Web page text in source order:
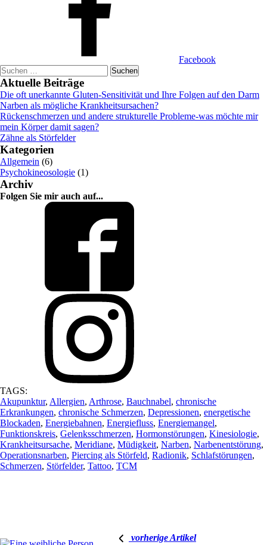
Facebook
Suchen
nach:
Aktuelle Beiträge
Die oft unerkannte Gluten-Sensitivität und Ihre Folgen auf den Darm
Narben als mögliche Krankheitsursachen?
Rückenschmerzen und andere strukturelle Probleme-was möchte mir
mein Körper damit sagen?
Zähne als Störfelder
Kategorien
Allgemein (6)
Psychokineosologie (1)
Archiv
Folgen Sie mir auch auf...
TAGS:
Akupunktur, Allergien, Arthrose, Bauchnabel, chronische
Erkrankungen, chronische Schmerzen, Depressionen, energetische
Blockaden, Energiebahnen, Energiefluss, Energiemangel,
Funktionskreis, Gelenksschmerzen, Hormonstörungen, Kinesiologie,
Krankheitsursache, Meridiane, Müdigkeit, Narben, Narbenentstörung,
Operationsnarben, Piercing als Störfeld, Radionik, Schlafstörungen,
Schmerzen, Störfelder, Tattoo, TCM
vorherige Artikel